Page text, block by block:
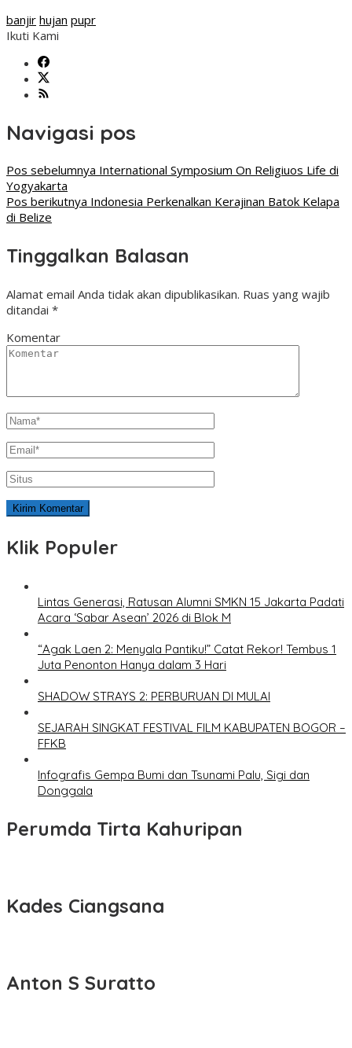
banjir hujan pupr
Ikuti Kami
Navigasi pos
Pos sebelumnya International Symposium On Religiuos Life di
Yogyakarta
Pos berikutnya Indonesia Perkenalkan Kerajinan Batok Kelapa
di Belize
Tinggalkan Balasan
Alamat email Anda tidak akan dipublikasikan. Ruas yang wajib
ditandai *
Komentar
Klik Populer
Lintas Generasi, Ratusan Alumni SMKN 15 Jakarta Padati
Acara ‘Sabar Asean’ 2026 di Blok M
“Agak Laen 2: Menyala Pantiku!” Catat Rekor! Tembus 1
Juta Penonton Hanya dalam 3 Hari
SHADOW STRAYS 2: PERBURUAN DI MULAI
SEJARAH SINGKAT FESTIVAL FILM KABUPATEN BOGOR –
FFKB
Infografis Gempa Bumi dan Tsunami Palu, Sigi dan
Donggala
Perumda Tirta Kahuripan
Kades Ciangsana
Anton S Suratto